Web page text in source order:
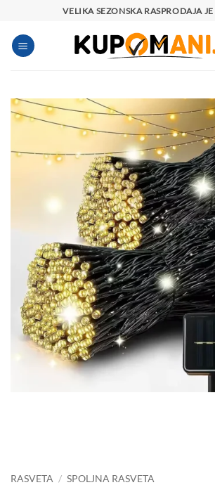
sadržaj
VELIKA SEZONSKA RASPRODAJA
RASVETA / SPOLJNA RASVETA